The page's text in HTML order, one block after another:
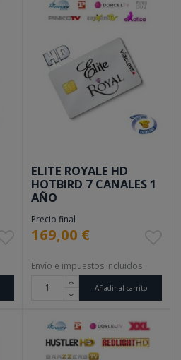
ELITE ROYALE HD
HOTBIRD 7 CANALES 1
AÑO
Precio final
169,00 €
Envío e impuestos incluidos
Añadir al carrito